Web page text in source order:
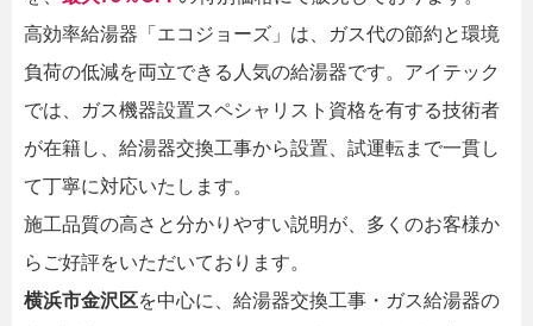
高効率給湯器「エコジョーズ」は、ガス代の節約と環境
負荷の低減を両立できる人気の給湯器です。アイテック
では、ガス機器設置スペシャリスト資格を有する技術者
が在籍し、給湯器交換工事から設置、試運転まで一貫し
て丁寧に対応いたします。
施工品質の高さと分かりやすい説明が、多くのお客様か
らご好評をいただいております。
横浜市金沢区を中心に、給湯器交換工事・ガス給湯器の